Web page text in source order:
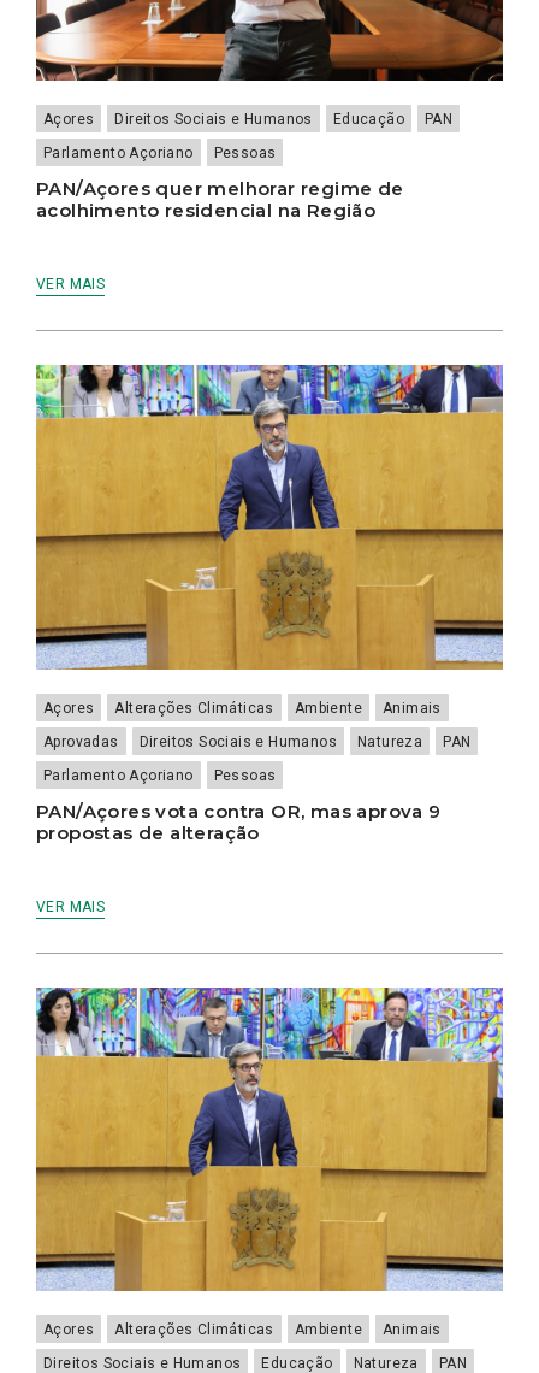
Açores Direitos Sociais e Humanos Educação
PAN
Parlamento Açoriano
Pessoas
PAN/Açores quer melhorar regime de
acolhimento residencial na Região
VER MAIS
Açores Alterações Climáticas Ambiente
Animais
Aprovadas
Direitos Sociais e Humanos Natureza
PAN
Parlamento Açoriano
Pessoas
PAN/Açores vota contra OR, mas aprova 9
propostas de alteração
VER MAIS
Açores Alterações Climáticas Ambiente
Animais
Direitos Sociais e Humanos
Educação Natureza
PAN